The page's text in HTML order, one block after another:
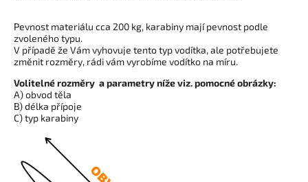
Pevnost materiálu cca 200 kg, karabiny mají pevnost podle
zvoleného typu.
V případě že Vám vyhovuje tento typ vodítka, ale potřebujete
změnit rozměry, rádi vám vyrobíme vodítko na míru.
Volitelné rozměry a parametry níže viz. pomocné obrázky:
A) obvod těla
B) délka přípoje
C) typ karabiny